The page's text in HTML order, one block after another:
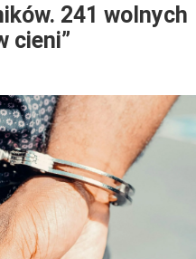
241 wolnych
cieni”